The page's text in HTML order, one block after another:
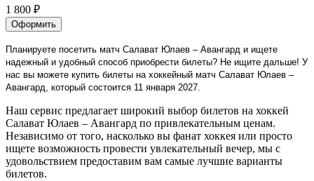
1 800 ₽
Оформить
Планируете посетить матч Салават Юлаев – Авангард и ищете
надежный и удобный способ приобрести билеты? Не ищите дальше! У
нас вы можете купить билеты на хоккейный матч Салават Юлаев –
Авангард, который состоится 11 января 2027.
Наш сервис предлагает широкий выбор билетов на хоккей
Салават Юлаев – Авангард по привлекательным ценам.
Независимо от того, насколько вы фанат хоккея или просто
ищете возможность провести увлекательный вечер, мы с
удовольствием предоставим вам самые лучшие варианты
билетов.